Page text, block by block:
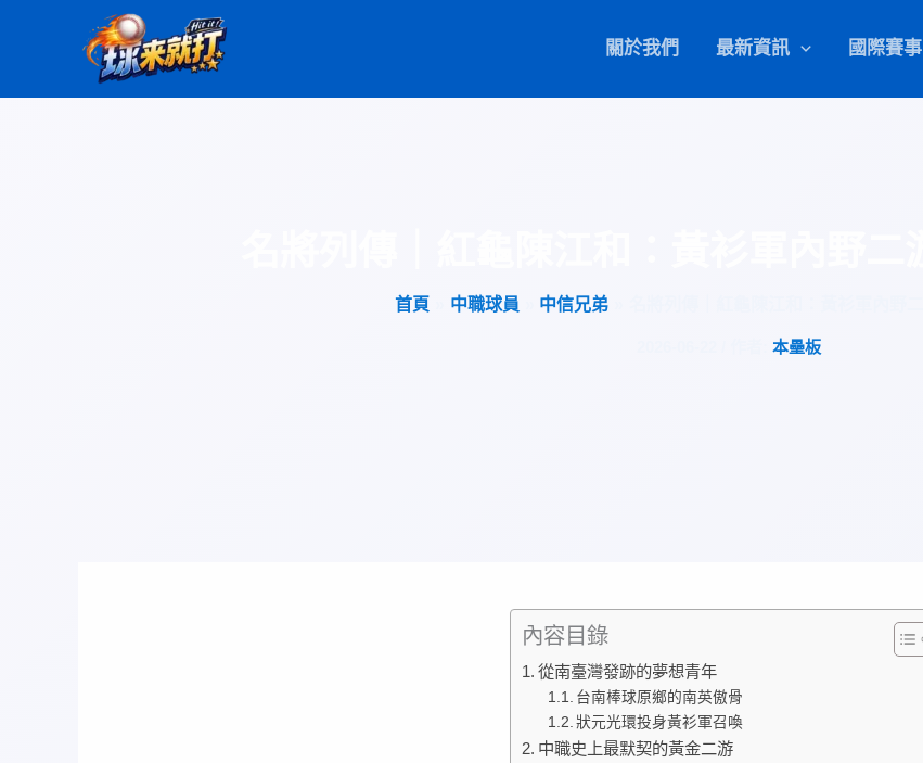
要
關於我們 最新資訊 國際賽事
首頁 中職球員 中信兄弟
本壘板
內容目錄
從南臺灣發跡的夢想青年
台南棒球原鄉的南英傲骨
狀元光環投身黃衫軍召喚
中職史上最默契的黃金二游